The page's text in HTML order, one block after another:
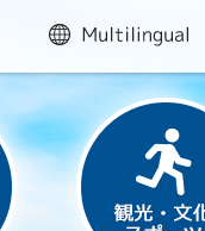
multilingual